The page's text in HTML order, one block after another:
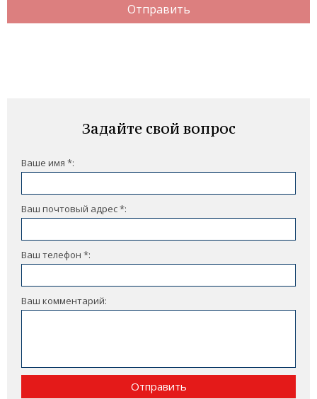
Отправить
Задайте свой вопрос
Ваше имя *:
Ваш почтовый адрес *:
Ваш телефон *:
Ваш комментарий:
Отправить